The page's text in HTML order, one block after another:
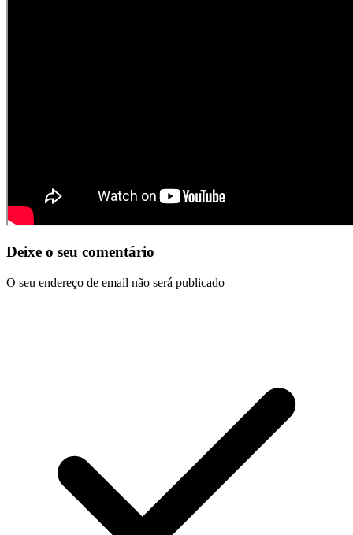
Deixe o seu comentário
O seu endereço de email não será publicado